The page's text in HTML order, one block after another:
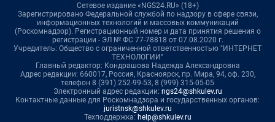
Сетевое издание «NGS24.RU» (18+)
Зарегистрировано Федеральной службой по надзору в сфере связи,
информационных технологий и массовых коммуникаций
(Роскомнадзор). Регистрационный номер и дата принятия решения о
регистрации - ЭЛ № ФС 77-78818 от 07.08.2020 г.
Учредитель: Общество с ограниченной ответственностью "ИНТЕРНЕТ
ТЕХНОЛОГИИ"
Главный редактор: Кондрашова Надежда Александровна
Адрес редакции: 660017, Россия, Красноярск, пр. Мира, 94, оф. 230,
телефон 8 (391) 252-99-53, 8 (999) 315-05-05
Электронный адрес редакции: ngs24@shkulev.ru
Контактные данные для Роскомнадзора и государственных органов:
juristnsk@shkulev.ru
Техподдержка: help@shkulev.ru